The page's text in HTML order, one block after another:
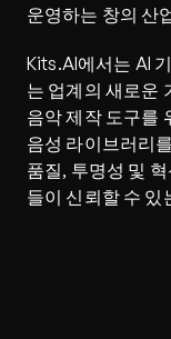
운영하는 창의 산
Kits.AI에서는 AI
는 업계의 새로운
음악 제작 도구를
음성 라이브러리
품질, 투명성 및
들이 신뢰할 수 있